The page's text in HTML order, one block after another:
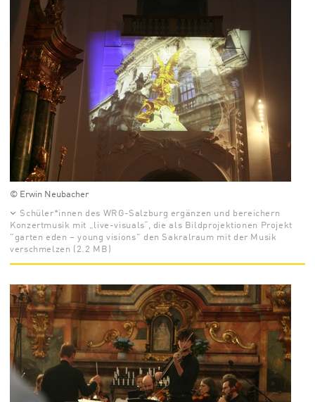
© Erwin Neubacher
Schüler*innen des WRG-Salzburg ergänzen und bereichern
Konzertmusik mit „live-visuals“, die als Bildprojektionen Projekt
"garten eden – young visions" den Sakralraum mit der Musik
verschmelzen (2.2 MB)